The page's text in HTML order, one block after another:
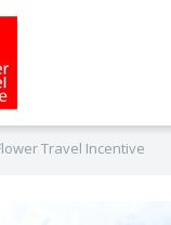
Travel Incentive